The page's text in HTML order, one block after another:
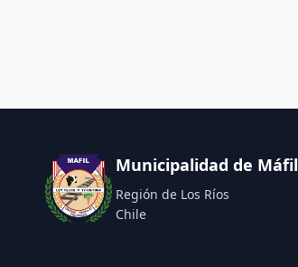
Municipalidad de Máfil
Región de Los Ríos
Chile